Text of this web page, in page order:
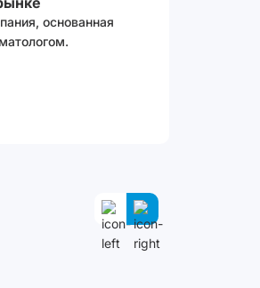
основанная